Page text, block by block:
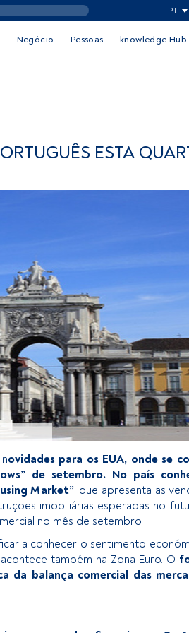
PT
Negócio Pessoas knowledge Hub
ESTA
ovidades para os EUA, onde se
de setembro. No país
Market”, que apresenta as
imobiliárias esperadas no
no mês de setembro.
a conhecer o sentimento
também na Zona Euro. O
da balança comercial das